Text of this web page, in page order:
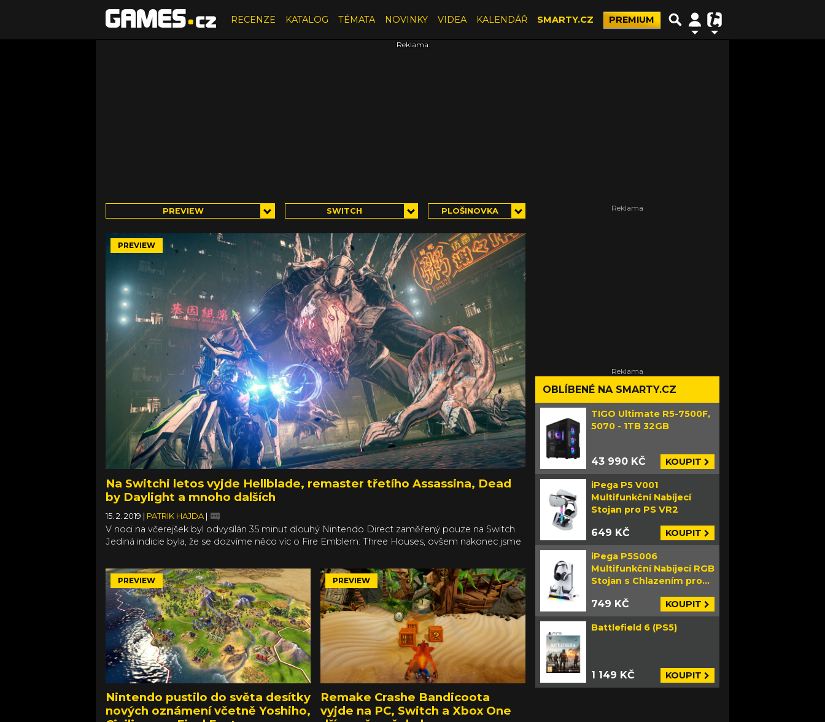
RECENZE KATALOG TÉMATA NOVINKY VIDEA KALENDÁŘ SMARTY.CZ PREMIUM
PREVIEW SWITCH PLOŠINOVKA
PREVIEW
Na Switchi letos vyjde Hellblade, remaster třetího Assassina, Dead
by Daylight a mnoho dalších
15. 2. 2019 | PATRIK HAJDA |
V noci na včerejšek byl odvysílán 35 minut dlouhý Nintendo Direct zaměřený pouze na Switch.
Jediná indicie byla, že se dozvíme něco víc o Fire Emblem: Three Houses, ovšem nakonec jsme
PREVIEW
Nintendo pustilo do světa desítky
nových oznámení včetně Yoshiho,
PREVIEW
Remake Crashe Bandicoota
vyjde na PC, Switch a Xbox One
OBLÍBENÉ NA SMARTY.CZ
TIGO Ultimate R5-7500F,
5070 - 1TB 32GB
43 990 KČ KOUPIT
iPega P5 V001
Multifunkční Nabíjecí
Stojan pro PS VR2
649 KČ KOUPIT
iPega P5S006
Multifunkční Nabíjecí RGB
Stojan s Chlazením pro
749 KČ KOUPIT
Battlefield 6 (PS5)
1 149 KČ KOUPIT